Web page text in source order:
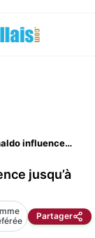
OM : Quand Cristiano Ronaldo influence jusqu’à Marseille !
jusqu’à
Partager